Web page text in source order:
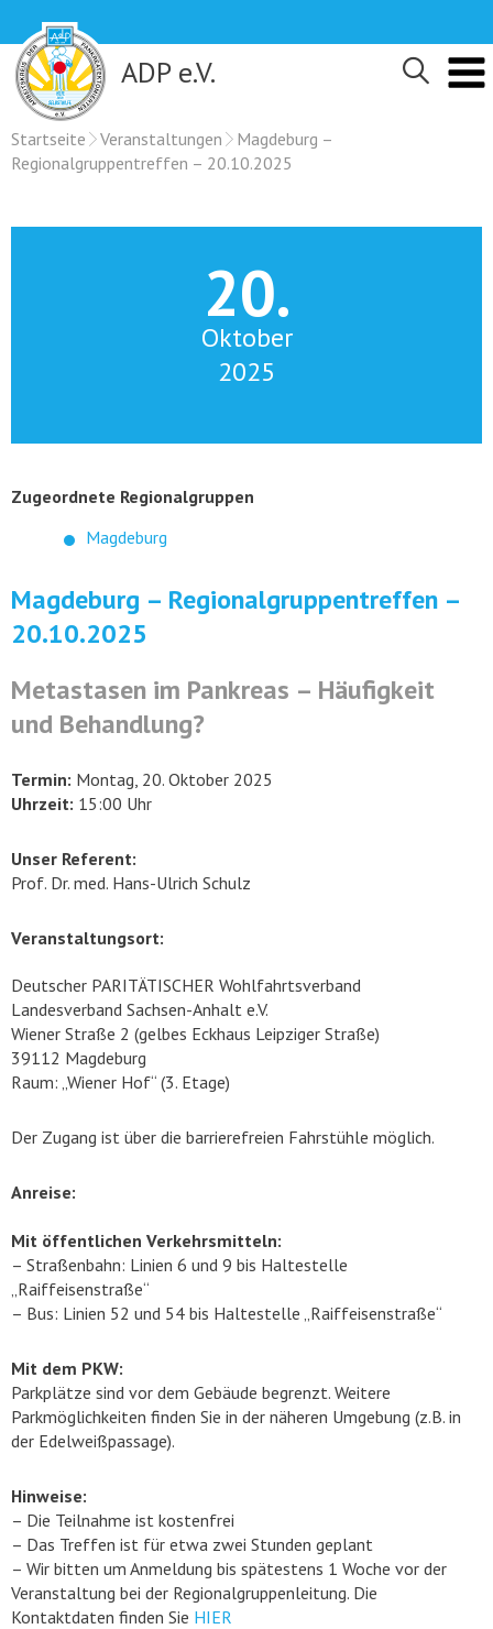
content
ADP e.V.
Startseite Veranstaltungen
Magdeburg –
Regionalgruppentreffen – 20.10.2025
20.
Oktober
2025
Zugeordnete Regionalgruppen
Magdeburg
Magdeburg – Regionalgruppentreffen –
20.10.2025
Metastasen im Pankreas – Häufigkeit
und Behandlung?
Termin: Montag, 20. Oktober 2025
Uhrzeit: 15:00 Uhr
Unser Referent:
Prof. Dr. med. Hans-Ulrich Schulz
Veranstaltungsort:
Deutscher PARITÄTISCHER Wohlfahrtsverband
Landesverband Sachsen-Anhalt e.V.
Wiener Straße 2 (gelbes Eckhaus Leipziger Straße)
39112 Magdeburg
Raum: „Wiener Hof“ (3. Etage)
Der Zugang ist über die barrierefreien Fahrstühle möglich.
Anreise:
Mit öffentlichen Verkehrsmitteln:
– Straßenbahn: Linien 6 und 9 bis Haltestelle
„Raiffeisenstraße“
– Bus: Linien 52 und 54 bis Haltestelle „Raiffeisenstraße“
Mit dem PKW:
Parkplätze sind vor dem Gebäude begrenzt. Weitere
Parkmöglichkeiten finden Sie in der näheren Umgebung (z.B. in
der Edelweißpassage).
Hinweise:
– Die Teilnahme ist kostenfrei
– Das Treffen ist für etwa zwei Stunden geplant
– Wir bitten um Anmeldung bis spätestens 1 Woche vor der
Veranstaltung bei der Regionalgruppenleitung. Die
Kontaktdaten finden Sie HIER